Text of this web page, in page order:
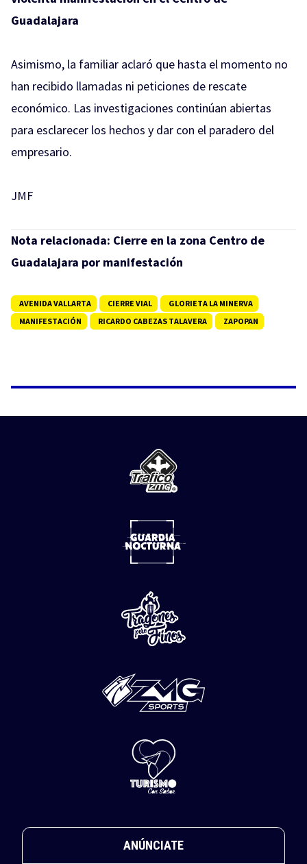
Guadalajara
Asimismo, la familiar aclaró que hasta el momento no
han recibido llamadas ni peticiones de rescate
económico. Las investigaciones continúan abiertas
para esclarecer los hechos y dar con el paradero del
empresario.
JMF
Nota relacionada: Cierre en la zona Centro de
Guadalajara por manifestación
AVENIDA VALLARTA CIERRE VIAL
GLORIETA LA MINERVA
MANIFESTACIÓN
RICARDO CABEZAS TALAVERA ZAPOPAN
ANÚNCIATE